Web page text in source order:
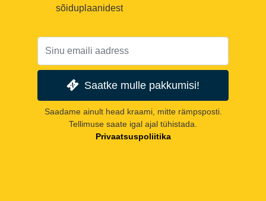
sõiduplaanidest
Saatke mulle pakkumisi!
Saadame ainult head kraami, mitte rämpsposti.
Tellimuse saate igal ajal tühistada.
Privaatsuspoliitika